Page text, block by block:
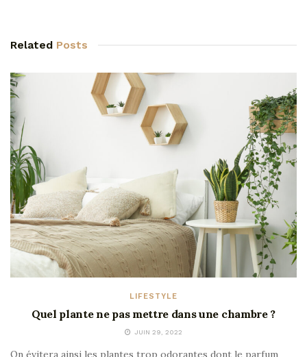
Related Posts
LIFESTYLE
Quel plante ne pas mettre dans une chambre ?
JUIN 29, 2022
On évitera ainsi les plantes trop odorantes dont le parfum